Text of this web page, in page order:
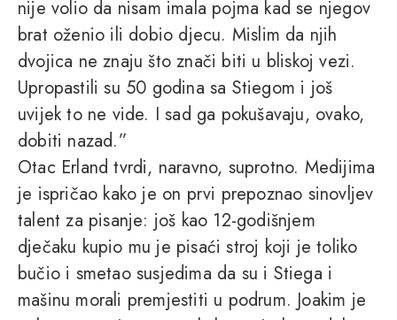
nije volio da nisam imala pojma kad se njegov
brat oženio ili dobio djecu. Mislim da njih
dvojica ne znaju što znači biti u bliskoj vezi.
Upropastili su 50 godina sa Stiegom i još
uvijek to ne vide. I sad ga pokušavaju, ovako,
dobiti nazad.”
Otac Erland tvrdi, naravno, suprotno. Medijima
je ispričao kako je on prvi prepoznao sinovljev
talent za pisanje: još kao 12-godišnjem
dječaku kupio mu je pisaći stroj koji je toliko
bučio i smetao susjedima da su i Stiega i
mašinu morali premjestiti u podrum. Joakim je